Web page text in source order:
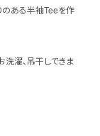
のある半袖Teeを作
濯、吊干しできま